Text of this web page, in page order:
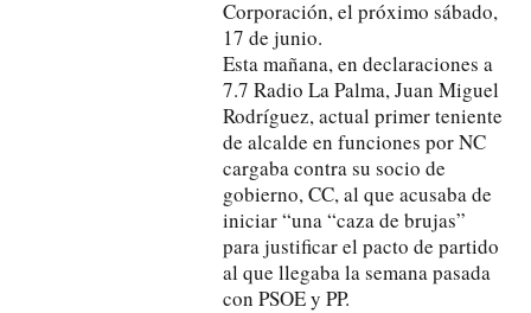
Corporación, el próximo sábado,
17 de junio.
Esta mañana, en declaraciones a
7.7 Radio La Palma, Juan Miguel
Rodríguez, actual primer teniente
de alcalde en funciones por NC
cargaba contra su socio de
gobierno, CC, al que acusaba de
iniciar “una “caza de brujas”
para justificar el pacto de partido
al que llegaba la semana pasada
con PSOE y PP.